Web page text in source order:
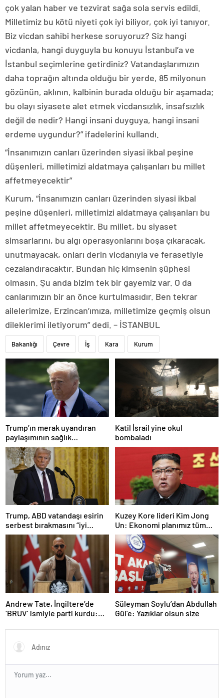
çok yalan haber ve tezvirat sağa sola servis edildi.
Milletimiz bu kötü niyeti çok iyi biliyor, çok iyi tanıyor.
Biz vicdan sahibi herkese soruyoruz? Siz hangi
vicdanla, hangi duyguyla bu konuyu İstanbul’a ve
İstanbul seçimlerine getirdiniz? Vatandaşlarımızın
daha toprağın altında olduğu bir yerde, 85 milyonun
gözünün, aklının, kalbinin burada olduğu bir aşamada;
bu olayı siyasete alet etmek vicdansızlık, insafsızlık
değil de nedir? Hangi insani duyguya, hangi insani
erdeme uygundur?” ifadelerini kullandı.
“İnsanımızın canları üzerinden siyasi ikbal peşine
düşenleri, milletimizi aldatmaya çalışanları bu millet
affetmeyecektir”
Kurum, “İnsanımızın canları üzerinden siyasi ikbal
peşine düşenleri, milletimizi aldatmaya çalışanları bu
millet affetmeyecektir. Bu millet, bu siyaset
simsarlarını, bu algı operasyonlarını boşa çıkaracak,
unutmayacak, onları derin vicdanıyla ve ferasetiyle
cezalandıracaktır. Bundan hiç kimsenin şüphesi
olmasın. Şu anda bizim tek bir gayemiz var. O da
canlarımızın bir an önce kurtulmasıdır. Ben tekrar
ailelerimize, Erzincan’ımıza, milletimize geçmiş olsun
dileklerimi iletiyorum” dedi. – İSTANBUL
Bakanlığı Çevre İş Kara Kurum
Trump’ın merak uyandıran
paylaşımının sağlık
sistemiyle ilgili kararname
olduğu anlaşıldı
Katil İsrail yine okul
bombaladı
Trump, ABD vatandaşı esirin
serbest bırakmasını “iyi
niyetle atılmış bir adım”
olarak değerlendirdi
Kuzey Kore lideri Kim Jong
Un: Ekonomi planımız tüm
sektörlerde başarısız oldu
Andrew Tate, İngiltere’de
‘BRUV’ ismiyle parti kurdu:
propagandasını
yasaklayacağız’
Süleyman Soylu’dan Abdullah
Gül’e: Yazıklar olsun size